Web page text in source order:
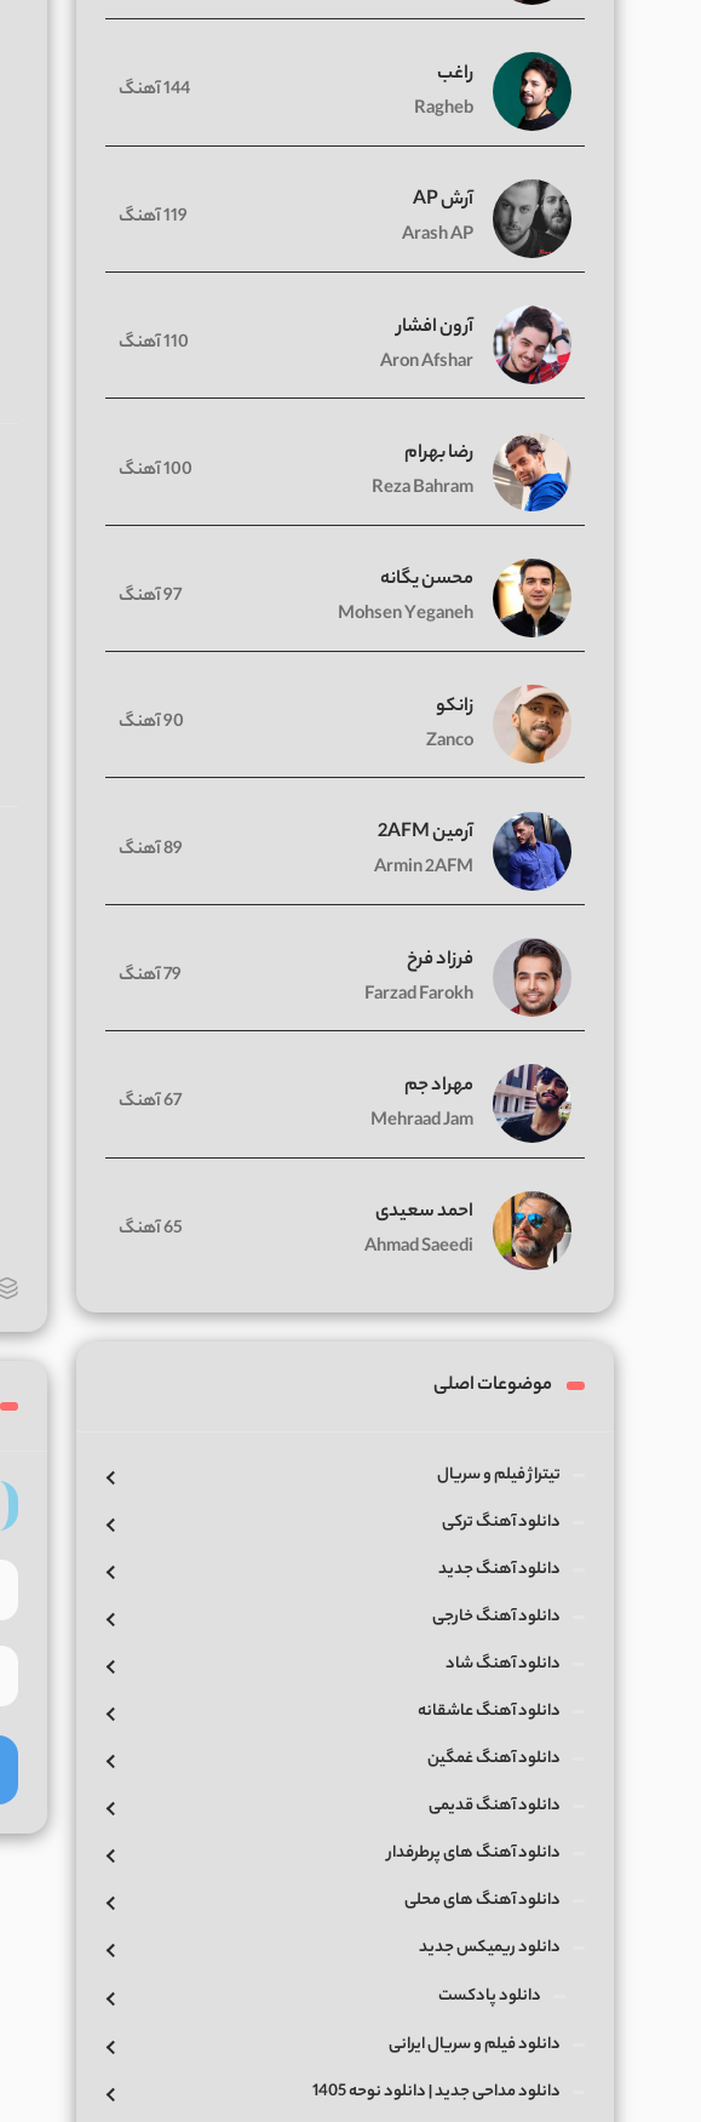
راغب
Ragheb
144 آهنگ
آرش AP
Arash AP
119 آهنگ
آرون افشار
Aron Afshar
110 آهنگ
رضا بهرام
Reza Bahram
100 آهنگ
محسن یگانه
Mohsen Yeganeh
97 آهنگ
زانکو
Zanco
90 آهنگ
آرمین 2AFM
Armin 2AFM
89 آهنگ
فرزاد فرخ
Farzad Farokh
79 آهنگ
مهراد جم
Mehraad Jam
67 آهنگ
احمد سعیدی
Ahmad Saeedi
65 آهنگ
موضوعات اصلی
تیتراژ فیلم و سریال
دانلود آهنگ ترکی
دانلود آهنگ جدید
دانلود آهنگ خارجی
دانلود آهنگ شاد
دانلود آهنگ عاشقانه
دانلود آهنگ غمگین
دانلود آهنگ قدیمی
دانلود آهنگ های پرطرفدار
دانلود آهنگ های محلی
دانلود ریمیکس جدید
دانلود پادکست
دانلود فیلم و سریال ایرانی
دانلود مداحی جدید | دانلود نوحه 1405